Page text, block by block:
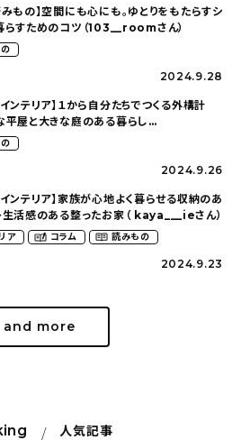
みもの】空間にも心にも。ゆとりをもたらすシ
らすためのコツ（103__roomさん）
2024.9.28
ンテリア】１から自分たちでつくる外構計
平屋と大きな庭のある暮らし
さん）
2024.9.26
インテリア】家族が心地よく暮らせる収納のあ
生活感のある整ったお家（ kaya___ieさん）
ア コラム 読みもの
2024.9.23
and more
人気記事